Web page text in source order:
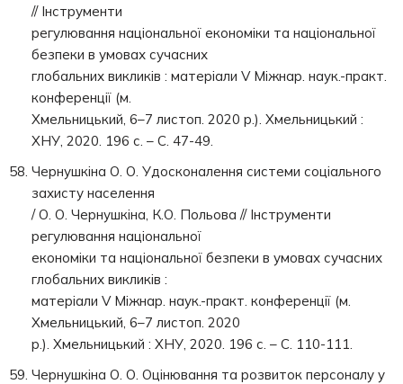
// Інструменти
регулювання національної економіки та національної
безпеки в умовах сучасних
глобальних викликів : матеріали V Міжнар. наук.-практ.
конференції (м.
Хмельницький, 6–7 листоп. 2020 р.). Хмельницький :
ХНУ, 2020. 196 с. – С. 47-49.
Чернушкіна О. О. Удосконалення системи соціального
захисту населення
/ О. О. Чернушкіна, К.О. Польова // Інструменти
регулювання національної
економіки та національної безпеки в умовах сучасних
глобальних викликів :
матеріали V Міжнар. наук.-практ. конференції (м.
Хмельницький, 6–7 листоп. 2020
р.). Хмельницький : ХНУ, 2020. 196 с. – С. 110-111.
Чернушкіна О. О. Оцінювання та розвиток персоналу у